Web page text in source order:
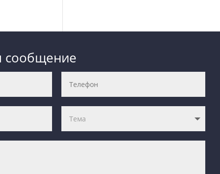
сообщение